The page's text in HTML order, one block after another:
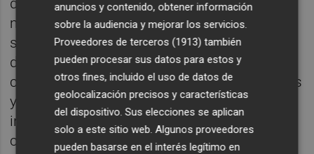
materia de prevención del consumo de
sustancias en la vía pública y de protección
del mobiliario urbano, lo que evidencian la
constante presencia policial en calles, plazas
y zonas de ocio del municipio para prevenir
incidentes y garantizar la convivencia
ciudadana.
anuncios y contenido, obtener información
sobre la audiencia y mejorar los servicios.
Proveedores de terceros (1913) también
pueden procesar sus datos para estos y
otros fines, incluido el uso de datos de
geolocalización precisos y características
del dispositivo. Sus elecciones se aplican
solo a este sitio web. Algunos proveedores
pueden basarse en el interés legítimo en